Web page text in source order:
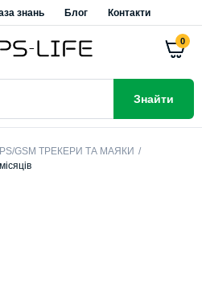
знань Блог Контакти
0
Знайти
GSM ТРЕКЕРИ ТА МАЯКИ